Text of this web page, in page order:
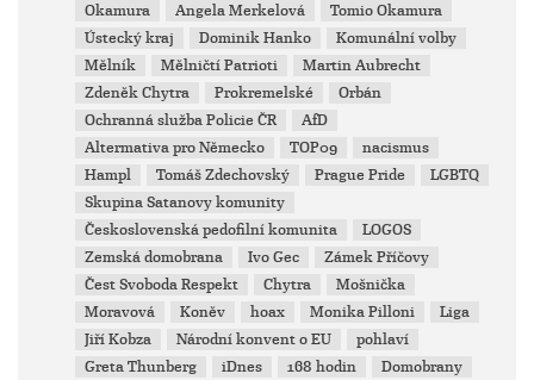
Okamura
Angela Merkelová
Tomio Okamura
Ústecký kraj
Dominik Hanko
Komunální volby
Mělník
Mělničtí Patrioti
Martin Aubrecht
Zdeněk Chytra
Prokremelské
Orbán
Ochranná služba Policie ČR
AfD
Altermativa pro Německo
TOP09
nacismus
Hampl
Tomáš Zdechovský Prague Pride
LGBTQ
Skupina Satanovy komunity
Československá pedofilní komunita
LOGOS
Zemská domobrana
Ivo Gec
Zámek Příčovy
Čest Svoboda Respekt
Chytra
Mošnička
Moravová
Koněv hoax Monika Pilloni
Liga
Jiří Kobza
Národní konvent o EU
pohlaví
Greta Thunberg
iDnes 168 hodin
Domobrany